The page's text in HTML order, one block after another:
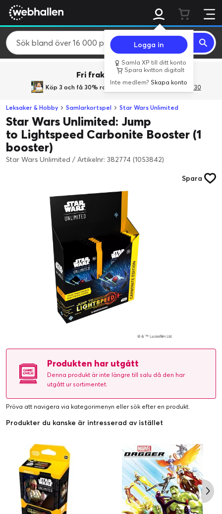
Logga in
Samla XP till ditt konto
Spara kvitton digitalt
Inte medlem?Skapa konto
Fri frakt över 800 kr.
Köp 3 och få 30% rabatt med rabattkoden 3Gives30
Leksaker & Hobby Samlarkortspel Star Wars Unlimited
Star Wars Unlimited: Jump
to Lightspeed Carbonite Booster (1
booster)
Star Wars Unlimited / Artikelnr: 382774 (1053842)
Spara
Produkten har utgått
Denna produkt är inte längre till salu då den har
utgått ur sortimentet.
Pröva att navigera via kategorimenyn eller sök efter en produkt.
Produkter du kanske är intresserad av istället